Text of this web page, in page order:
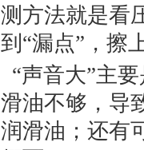
测方法就是看
到“漏点”，擦
“声音大”主
滑油不够，导
润滑油；还有